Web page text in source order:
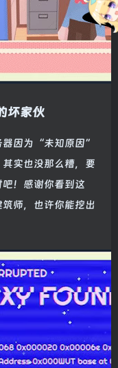
坏家伙
器因为“未知原因”
实也没那么糟，要
！感谢你看到这
师，也许你能挖出